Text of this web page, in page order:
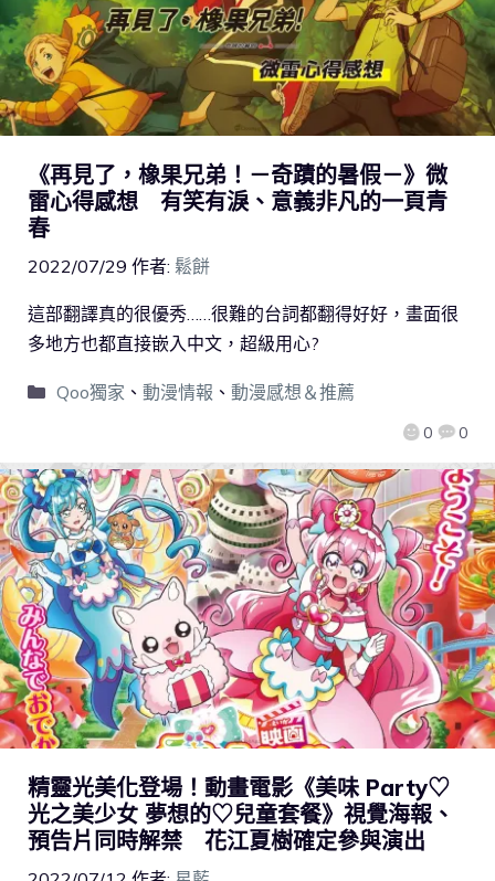
《再見了，橡果兄弟！－奇蹟的暑假－》微
雷心得感想 有笑有淚、意義非凡的一頁青
春
2022/07/29 作者: 鬆餅
0 0
這部翻譯真的很優秀……很難的台詞都翻得好好，畫面很
多地方也都直接嵌入中文，超級用心?
Qoo獨家 、 動漫情報 、 動漫感想＆推薦
精靈光美化登場！動畫電影《美味 Party♡
光之美少女 夢想的♡兒童套餐》視覺海報、
預告片同時解禁 花江夏樹確定參與演出